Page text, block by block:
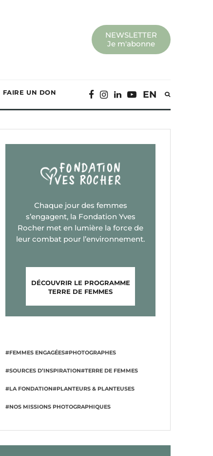
NEWSLETTER
Je m'abonne
FAIRE UN DON EN
Chaque jour des femmes
s’engagent, la Fondation Yves
Rocher met en lumière la force de
leur combat pour l’environnement.
DÉCOUVRIR LE PROGRAMME
TERRE DE FEMMES
#FEMMES ENGAGÉES#PHOTOGRAPHES
#SOURCES D’INSPIRATION#TERRE DE FEMMES
#LA FONDATION#PLANTEURS & PLANTEUSES
#NOS MISSIONS PHOTOGRAPHIQUES